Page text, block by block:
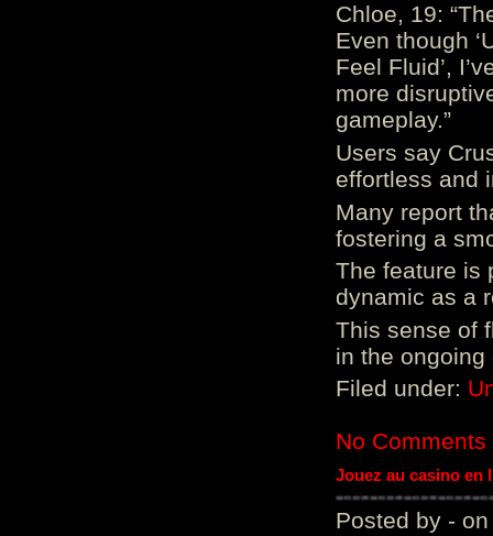
Chloe, 19:
Even though
Feel Fluid’,
more
gameplay.”
Users say
effortless and
Many report
fostering a
The feature is
dynamic as a
This sense of
in the ongoing
Filed under:
No Comments
Jouez au casino en
Posted by - on